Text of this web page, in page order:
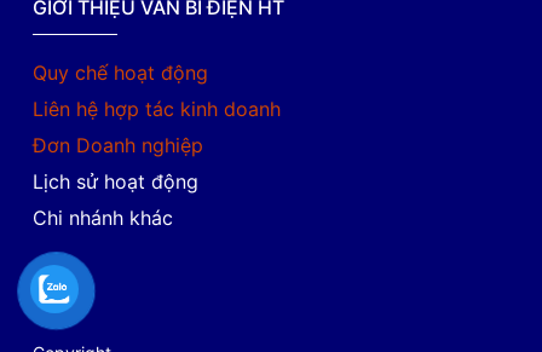
GIỚI THIỆU VAN BI ĐIỆN HT
Quy chế hoạt động
Liên hệ hợp tác kinh doanh
Đơn Doanh nghiệp
Lịch sử hoạt động
Chi nhánh khác